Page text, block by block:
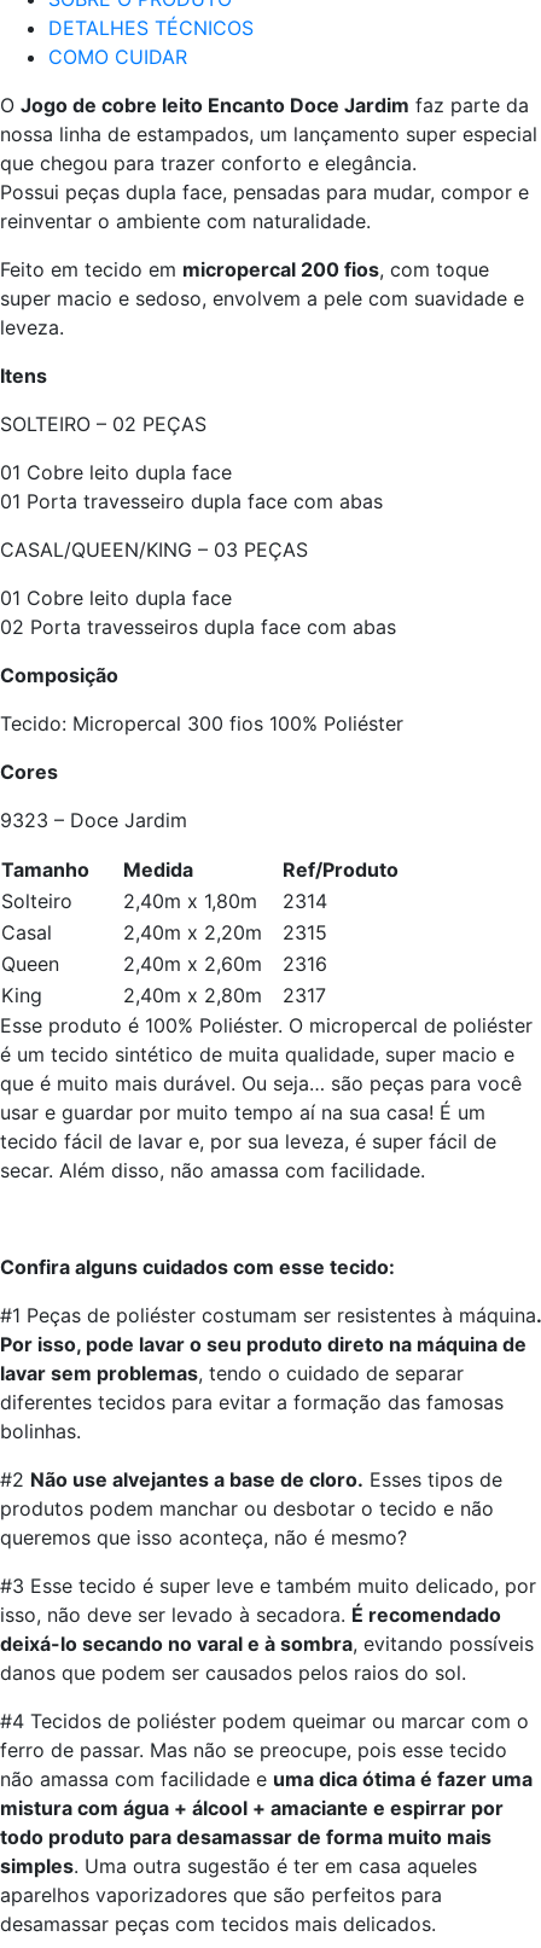
DETALHES TÉCNICOS
COMO CUIDAR
O Jogo de cobre leito Encanto Doce Jardim faz parte da
nossa linha de estampados, um lançamento super especial
que chegou para trazer conforto e elegância.
Possui peças dupla face, pensadas para mudar, compor e
reinventar o ambiente com naturalidade.
Feito em tecido em micropercal 200 fios, com toque
super macio e sedoso, envolvem a pele com suavidade e
leveza.
Itens
SOLTEIRO – 02 PEÇAS
01 Cobre leito dupla face
01 Porta travesseiro dupla face com abas
CASAL/QUEEN/KING – 03 PEÇAS
01 Cobre leito dupla face
02 Porta travesseiros dupla face com abas
Composição
Tecido: Micropercal 300 fios 100% Poliéster
Cores
9323 – Doce Jardim
Tamanho Medida
Ref/Produto
Solteiro
2,40m x 1,80m
2314
Casal
2,40m x 2,20m
2315
Queen
2,40m x 2,60m
2316
King
2,40m x 2,80m
2317
Esse produto é 100% Poliéster. O micropercal de poliéster
é um tecido sintético de muita qualidade, super macio e
que é muito mais durável. Ou seja… são peças para você
usar e guardar por muito tempo aí na sua casa! É um
tecido fácil de lavar e, por sua leveza, é super fácil de
secar. Além disso, não amassa com facilidade.
Confira alguns cuidados com esse tecido:
#1 Peças de poliéster costumam ser resistentes à máquina.
Por isso, pode lavar o seu produto direto na máquina de
lavar sem problemas, tendo o cuidado de separar
diferentes tecidos para evitar a formação das famosas
bolinhas.
#2 Não use alvejantes a base de cloro. Esses tipos de
produtos podem manchar ou desbotar o tecido e não
queremos que isso aconteça, não é mesmo?
#3 Esse tecido é super leve e também muito delicado, por
isso, não deve ser levado à secadora. É recomendado
deixá-lo secando no varal e à sombra, evitando possíveis
danos que podem ser causados pelos raios do sol.
#4 Tecidos de poliéster podem queimar ou marcar com o
ferro de passar. Mas não se preocupe, pois esse tecido
não amassa com facilidade e uma dica ótima é fazer uma
mistura com água + álcool + amaciante e espirrar por
todo produto para desamassar de forma muito mais
simples. Uma outra sugestão é ter em casa aqueles
aparelhos vaporizadores que são perfeitos para
desamassar peças com tecidos mais delicados.